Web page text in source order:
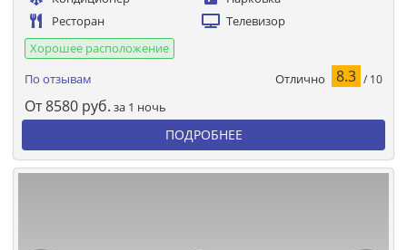
Ресторан
Телевизор
Хорошее расположение
По отзывам
Отлично 8.3 / 10
От8580 руб. за 1 ночь
ПОДРОБНЕЕ